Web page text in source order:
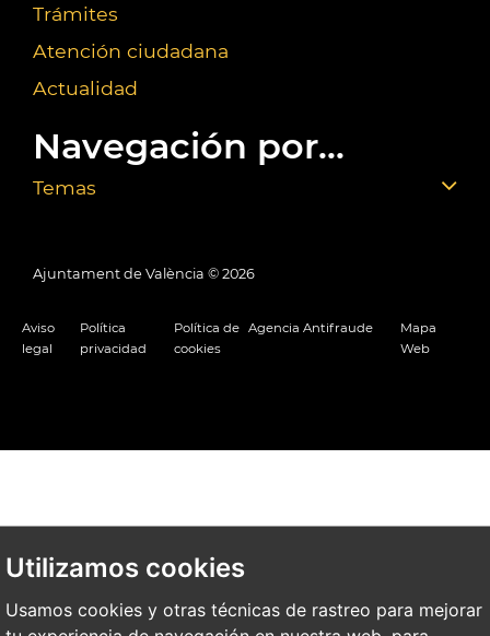
Utilizamos cookies
Usamos cookies y otras técnicas de rastreo para mejorar
Trámites
Atención ciudadana
Actualidad
Navegación por...
Temas
Ajuntament de València © 2026
Aviso
legal
Política
privacidad
Política de
cookies
Agencia Antifraude
Mapa
Web